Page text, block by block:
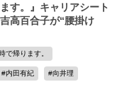
す。』キャリアシート
高百合子が“腰掛け
で帰ります。
内田有紀 向井理